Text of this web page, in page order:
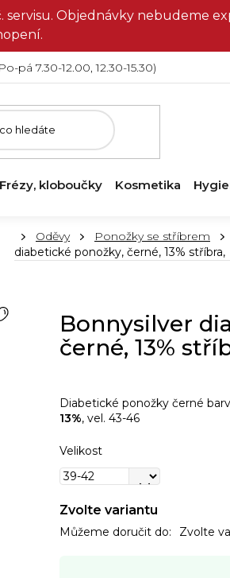
servisu. Objednávky nebudeme
Frézy, kloboučky Kosmetika
DomůOděvy Ponožky se stříbrem
diabetické ponožky, černé, 13% stříbra,
Bonnysilver
černé, 13%
Diabetické ponožky černé
13%, vel. 43-46
Velikost
Zvolte variantu
Můžeme doručit do: Zvolte